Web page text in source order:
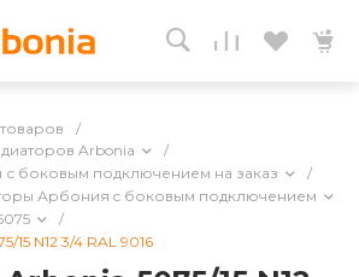
/
Arbonia
/
боковым подключением на заказ
/
Арбония c боковым подключением
/
15 N12 3/4 RAL 9016